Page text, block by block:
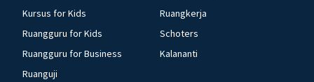
Kursus for Kids
Ruangguru for Kids
Ruangguru for Business
Ruanguji
Ruangkerja
Schoters
Kalananti